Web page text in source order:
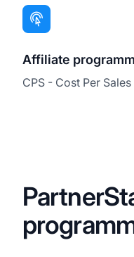
Affiliate
CPS - Cost Per Sales